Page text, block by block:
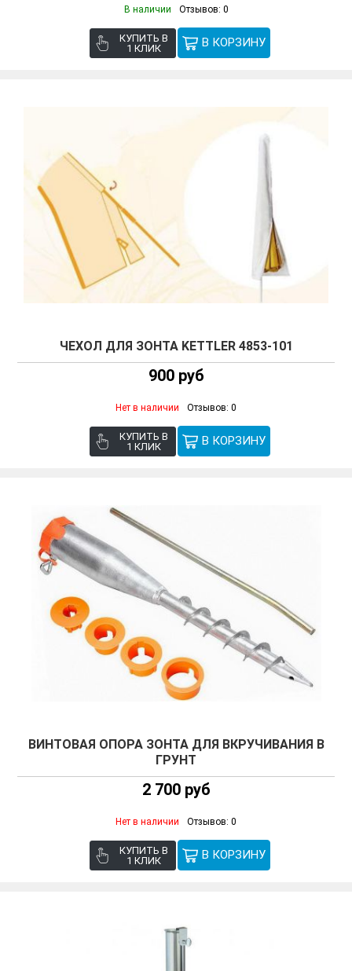
В наличии Отзывов: 0
КУПИТЬ В
1 КЛИК
ЧЕХОЛ ДЛЯ ЗОНТА KETTLER 4853-101
900 руб
Нет в наличии Отзывов: 0
КУПИТЬ В
1 КЛИК
ВИНТОВАЯ ОПОРА ЗОНТА ДЛЯ ВКРУЧИВАНИЯ В
ГРУНТ
2 700 руб
Нет в наличии Отзывов: 0
КУПИТЬ В
1 КЛИК